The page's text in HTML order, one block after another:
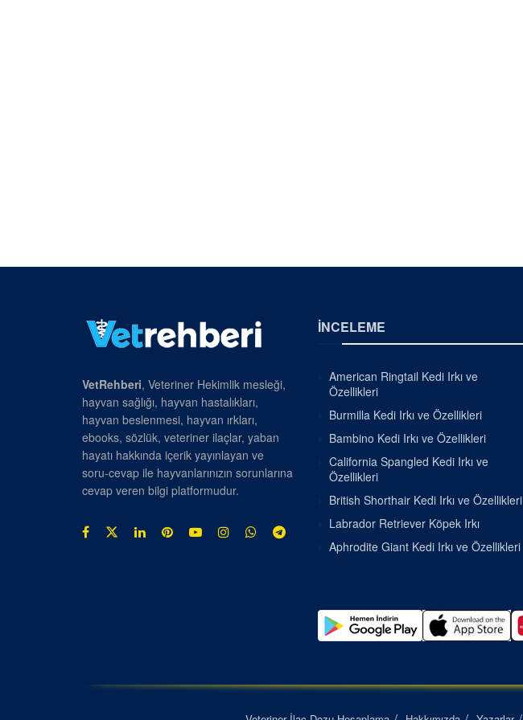
VetRehberi, Veteriner Hekimlik mesleği,
hayvan sağlığı, hayvan hastalıkları,
hayvan beslenmesi, hayvan ırkları,
ebooks, sözlük, veteriner ilaçlar, yaban
hayatı hakkında içerik yayınlayan ve
soru-cevap ile hayvanlarınızın sorunlarına
cevap veren bilgi platformudur.
İNCELEME
American Ringtail Kedi Irkı ve
Özellikleri
Burmilla Kedi Irkı ve Özellikleri
Bambino Kedi Irkı ve Özellikleri
California Spangled Kedi Irkı ve
Özellikleri
British Shorthair Kedi Irkı ve Özellikleri
Labrador Retriever Köpek Irkı
Aphrodite Giant Kedi Irkı ve Özellikleri